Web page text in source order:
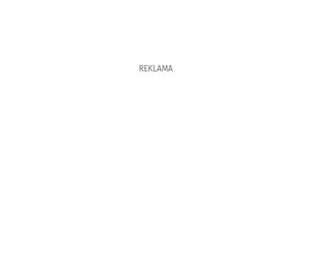
REKLAMA